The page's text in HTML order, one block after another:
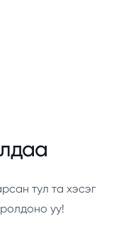
тул та хэсэг
уу!